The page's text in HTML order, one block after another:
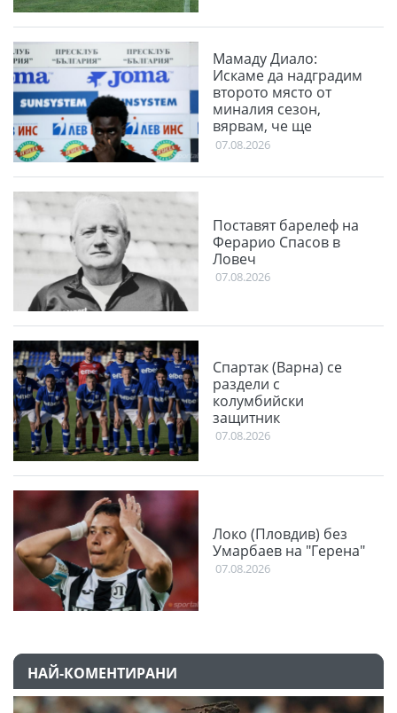
Мамаду Диало:
Искаме да надградим
второто място от
миналия сезон,
вярвам, че ще
победим
07.08.2026
Поставят барелеф на
Ферарио Спасов в
Ловеч
07.08.2026
Спартак (Варна) се
раздели с
колумбийски
защитник
07.08.2026
Локо (Пловдив) без
Умарбаев на "Герена"
07.08.2026
НАЙ-КОМЕНТИРАНИ